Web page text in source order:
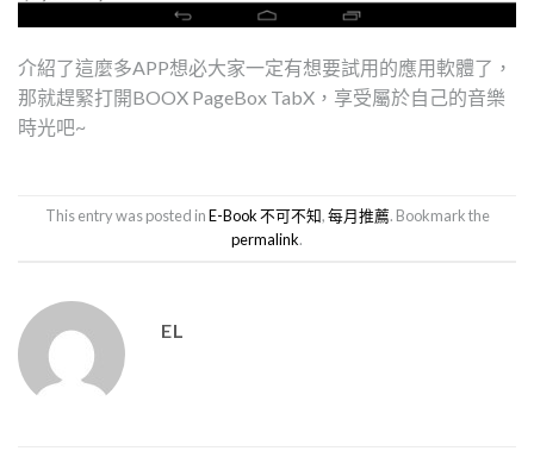
介紹了這麼多APP想必大家一定有想要試用的應用軟體了，
那就趕緊打開BOOX PageBox TabX，享受屬於自己的音樂
時光吧~
This entry was posted inE-Book 不可不知,每月推薦. Bookmark the
permalink.
EL